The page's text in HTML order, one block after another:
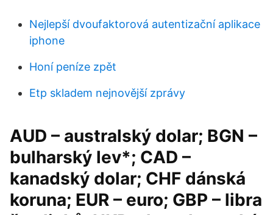
Nejlepší dvoufaktorová autentizační aplikace
iphone
Honí peníze zpět
Etp skladem nejnovější zprávy
AUD – australský dolar; BGN –
bulharský lev*; CAD –
kanadský dolar; CHF dánská
koruna; EUR – euro; GBP – libra